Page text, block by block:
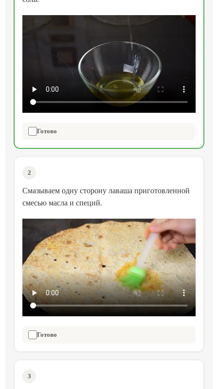
Готово
2
Смазываем одну сторону лаваша приготовленной
смесью масла и специй.
Готово
3